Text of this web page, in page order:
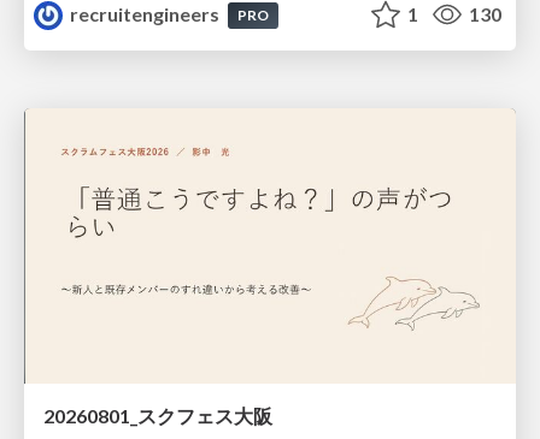
recruitengineers
PRO 1 130
20260801_スクフェス大阪